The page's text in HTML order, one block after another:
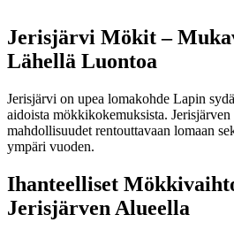
Jerisjärvi Mökit –
Lähellä Luontoa
Jerisjärvi on upea lomakohde Lapin
aidoista mökkikokemuksista.
mahdollisuudet rentouttavaan lomaan
ympäri vuoden.
Ihanteelliset
Jerisjärven Alueella